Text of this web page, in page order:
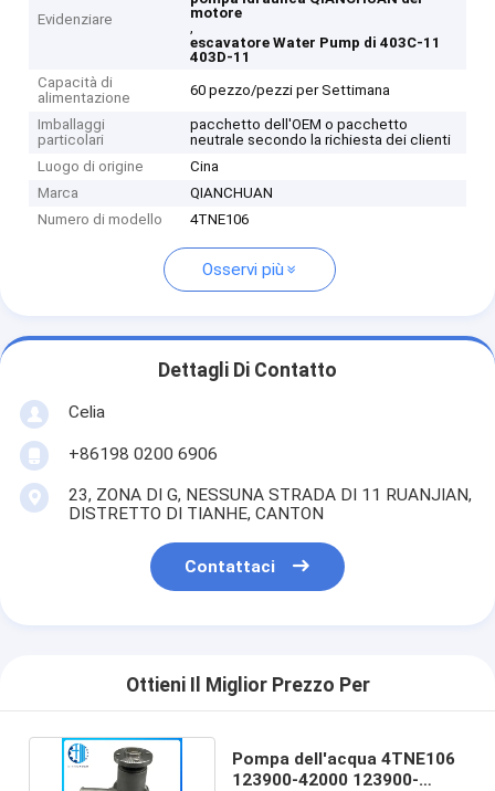
Evidenziare
motore
,
escavatore Water Pump di 403C-11
403D-11
Capacità di
alimentazione
60 pezzo/pezzi per Settimana
Imballaggi
particolari
pacchetto dell'OEM o pacchetto
neutrale secondo la richiesta dei clienti
Luogo di origine
Cina
Marca
QIANCHUAN
Numero di modello
4TNE106
Osservi più
Dettagli Di Contatto
Celia
+86198 0200 6906
23, ZONA DI G, NESSUNA STRADA DI 11 RUANJIAN,
DISTRETTO DI TIANHE, CANTON
Contattaci
Ottieni Il Miglior Prezzo Per
Pompa dell'acqua 4TNE106
123900-42000 123900-